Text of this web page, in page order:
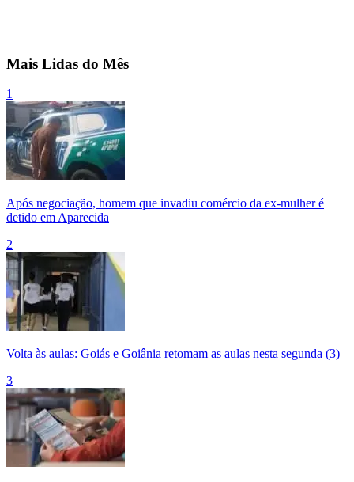
Mais Lidas do Mês
1
Após negociação, homem que invadiu comércio da ex-mulher é
detido em Aparecida
2
Volta às aulas: Goiás e Goiânia retomam as aulas nesta segunda (3)
3